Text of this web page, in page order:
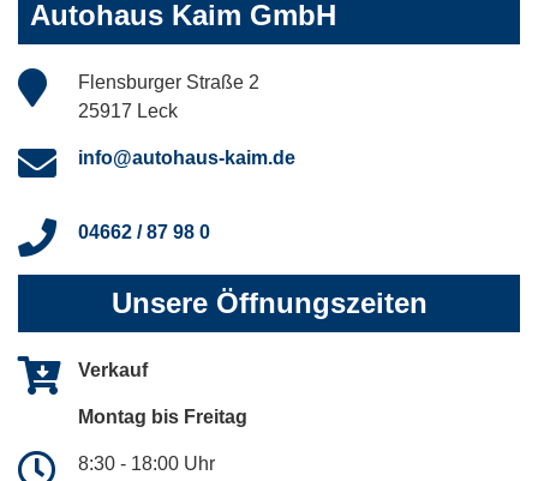
Autohaus Kaim GmbH
Flensburger Straße 2
25917 Leck
info@autohaus-kaim.de
04662 / 87 98 0
Unsere Öffnungszeiten
Verkauf
Montag bis Freitag
8:30 - 18:00 Uhr